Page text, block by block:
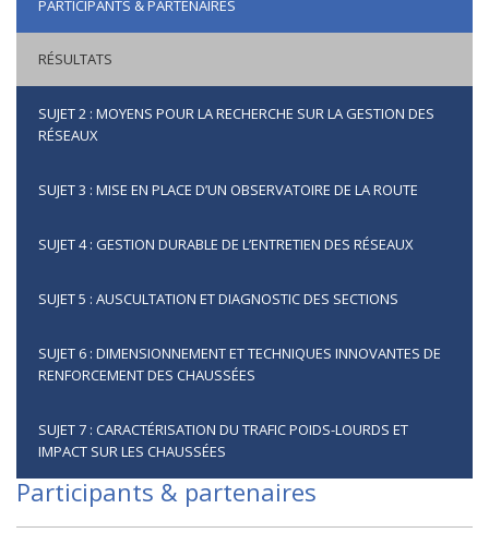
PARTICIPANTS & PARTENAIRES
RÉSULTATS
SUJET 2 : MOYENS POUR LA RECHERCHE SUR LA GESTION DES
RÉSEAUX
SUJET 3 : MISE EN PLACE D’UN OBSERVATOIRE DE LA ROUTE
SUJET 4 : GESTION DURABLE DE L’ENTRETIEN DES RÉSEAUX
SUJET 5 : AUSCULTATION ET DIAGNOSTIC DES SECTIONS
SUJET 6 : DIMENSIONNEMENT ET TECHNIQUES INNOVANTES DE
RENFORCEMENT DES CHAUSSÉES
SUJET 7 : CARACTÉRISATION DU TRAFIC POIDS-LOURDS ET
IMPACT SUR LES CHAUSSÉES
Participants & partenaires